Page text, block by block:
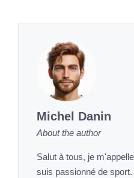
Michel Danin
About the author
Salut à tous, je
suis passionné de